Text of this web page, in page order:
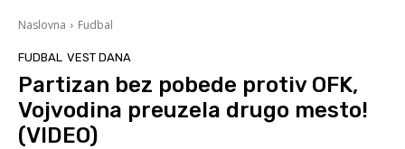
Naslovna Fudbal
FUDBAL VEST DANA
Partizan bez pobede protiv OFK,
Vojvodina preuzela drugo mesto!
(VIDEO)